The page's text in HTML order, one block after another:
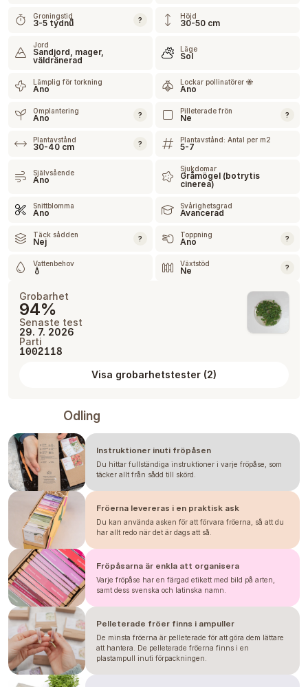
Groningstid
3-5 týdnů ? Höjd
30-50 cm
Jord
Sandjord, mager,
väldränerad
Läge
Sol
Lämplig för torkning
Ano
Lockar pollinatörer 🐝
Ano
Omplantering
Ano ? Pilleterade frön
Ne ?
Plantavstånd
30-40 cm ? Plantavstånd: Antal per m2
5-7
Självsående
Ano
Sjukdomar
Gråmögel (botrytis
cinerea)
Snittblomma
Ano
Svårighetsgrad
Avancerad
Täck sådden
Nej ? Toppning
Ano ?
Vattenbehov
💧
Växtstöd
Ne ?
Grobarhet
94%
Senaste test
29. 7. 2026
Parti
1002118
Visa grobarhetstester (2)
Odling
Instruktioner inuti fröpåsen
Du hittar fullständiga instruktioner i varje fröpåse, som
täcker allt från sådd till skörd.
Fröerna levereras i en praktisk ask
Du kan använda asken för att förvara fröerna, så att du
har allt redo när det är dags att så.
Fröpåsarna är enkla att organisera
Varje fröpåse har en färgad etikett med bild på arten,
samt dess svenska och latinska namn.
Pelleterade fröer finns i ampuller
De minsta fröerna är pelleterade för att göra dem lättare
att hantera. De pelleterade fröerna finns i en
plastampull inuti förpackningen.